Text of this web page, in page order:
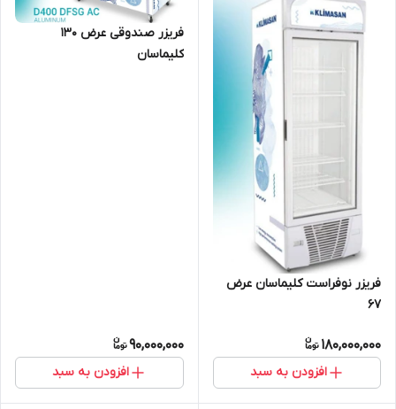
فریزر نوفراست کلیماسان عرض
67
180,000,000
افزودن به سبد
فریزر صندوقی عرض ۱۳۰
کلیماسان
90,000,000
افزودن به سبد